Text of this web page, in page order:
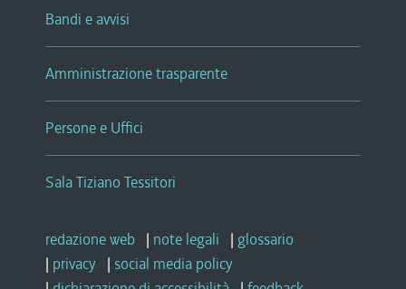
Bandi e avvisi
Amministrazione trasparente
Persone e Uffici
Sala Tiziano Tessitori
redazione web | note legali | glossario
| privacy | social media policy